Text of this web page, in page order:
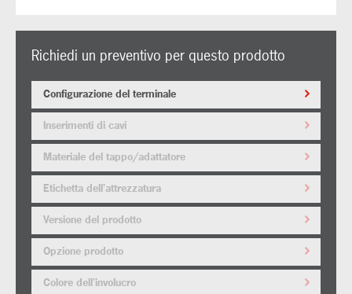
Richiedi un preventivo per questo prodotto
Configurazione del terminale
Inserimenti di cavi
Materiale del tappo/adattatore
Etichetta dell'attrezzatura
Versione del prodotto
Opzione prodotto
Colore dell'involucro